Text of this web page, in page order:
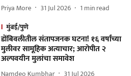
Priya More 31 Jul 2026 1 min read
मुंबई/पुणे
डोंबिवलीतील संतापजनक घटना! १६ वर्षांच्या
मुलीवर सामूहिक अत्याचार; आरोपीत २
अल्पवयीन मुलांचा समावेश
Namdeo Kumbhar
31 Jul 2026